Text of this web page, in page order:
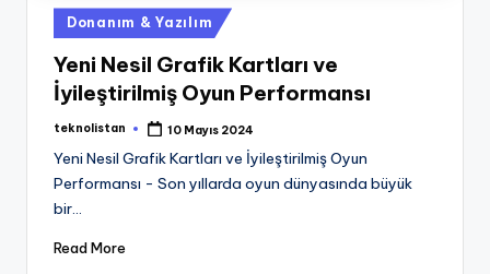
Posted
in
Donanım & Yazılım
Yeni Nesil Grafik Kartları ve
İyileştirilmiş Oyun Performansı
Posted
teknolistan 10 Mayıs 2024
Yeni Nesil Grafik Kartları ve İyileştirilmiş Oyun
Performansı - Son yıllarda oyun dünyasında büyük
bir…
Read More